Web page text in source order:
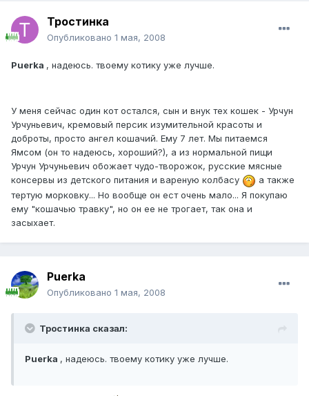
Тростинка
Опубликовано 1 мая, 2008
Puerka , надеюсь. твоему котику уже лучше.
У меня сейчас один кот остался, сын и внук тех кошек - Урчун
Урчуньевич, кремовый персик изумительной красоты и
доброты, просто ангел кошачий. Ему 7 лет. Мы питаемся
Ямсом (он то надеюсь, хороший?), а из нормальной пищи
Урчун Урчуньевич обожает чудо-творожок, русские мясные
консервы из детского питания и вареную колбасу
а также
тертую морковку... Но вообще он ест очень мало... Я покупаю
ему "кошачью травку", но он ее не трогает, так она и
засыхает.
Puerka
Опубликовано 1 мая, 2008
Тростинка сказал:
Puerka , надеюсь. твоему котику уже лучше.